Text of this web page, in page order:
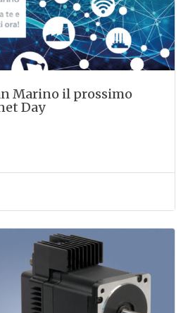
Marino il prossimo
Day